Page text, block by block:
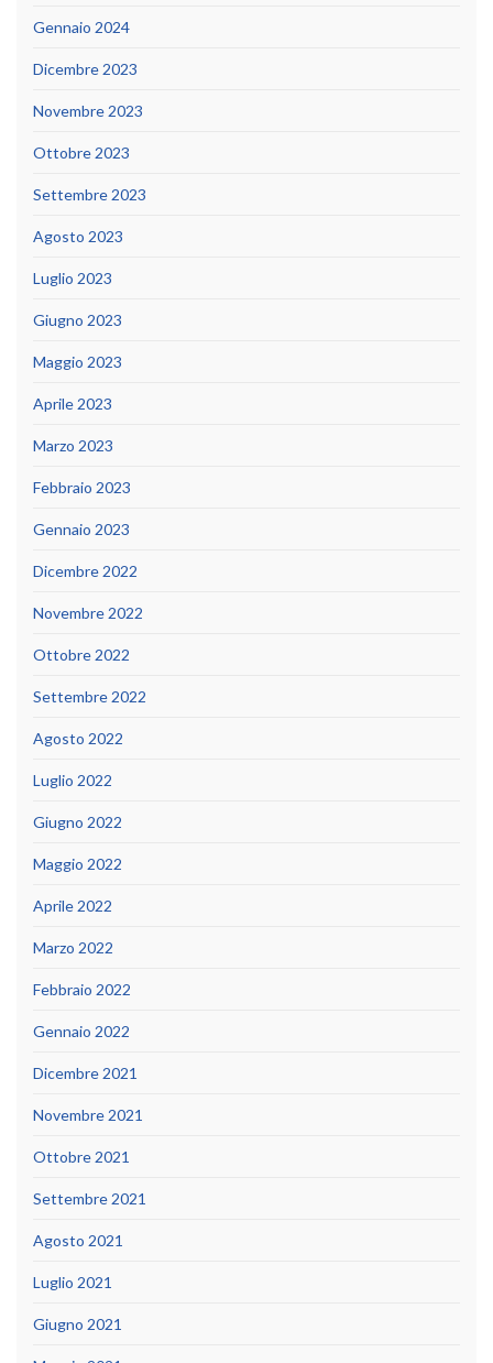
Gennaio 2024
Dicembre 2023
Novembre 2023
Ottobre 2023
Settembre 2023
Agosto 2023
Luglio 2023
Giugno 2023
Maggio 2023
Aprile 2023
Marzo 2023
Febbraio 2023
Gennaio 2023
Dicembre 2022
Novembre 2022
Ottobre 2022
Settembre 2022
Agosto 2022
Luglio 2022
Giugno 2022
Maggio 2022
Aprile 2022
Marzo 2022
Febbraio 2022
Gennaio 2022
Dicembre 2021
Novembre 2021
Ottobre 2021
Settembre 2021
Agosto 2021
Luglio 2021
Giugno 2021